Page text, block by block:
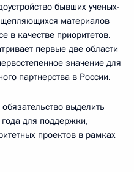
бывших ученых-
материалов
в качестве приоритетов.
первые две области
значение для
партнерства в России.
выделить
для поддержки,
проектов в рамках